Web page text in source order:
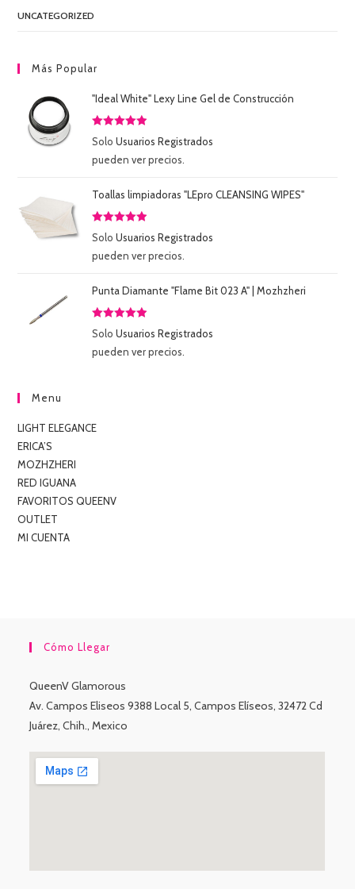
UNCATEGORIZED
Más Popular
"Ideal White" Lexy Line Gel de Construcción
Valorado
5
SoloUsuarios Registrados
pueden ver precios.
Toallas limpiadoras "LEpro CLEANSING WIPES"
Valorado
5
SoloUsuarios Registrados
pueden ver precios.
Punta Diamante "Flame Bit 023 A" | Mozhzheri
Valorado
5
SoloUsuarios Registrados
pueden ver precios.
Menu
LIGHT ELEGANCE
ERICA’S
MOZHZHERI
RED IGUANA
FAVORITOS QUEENV
OUTLET
MI CUENTA
Cómo Llegar
QueenV Glamorous
Av. Campos Eliseos 9388 Local 5, Campos Elíseos, 32472 Cd
Juárez, Chih., Mexico